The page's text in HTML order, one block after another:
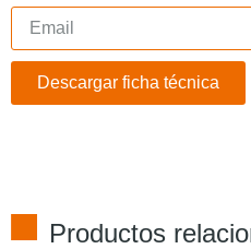
Descargar ficha técnica
Productos